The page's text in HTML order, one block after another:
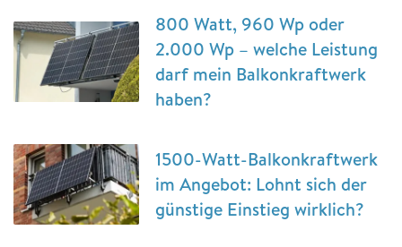
800 Watt, 960 Wp oder
2.000 Wp – welche Leistung
darf mein Balkonkraftwerk
haben?
1500-Watt-Balkonkraftwerk
im Angebot: Lohnt sich der
günstige Einstieg wirklich?